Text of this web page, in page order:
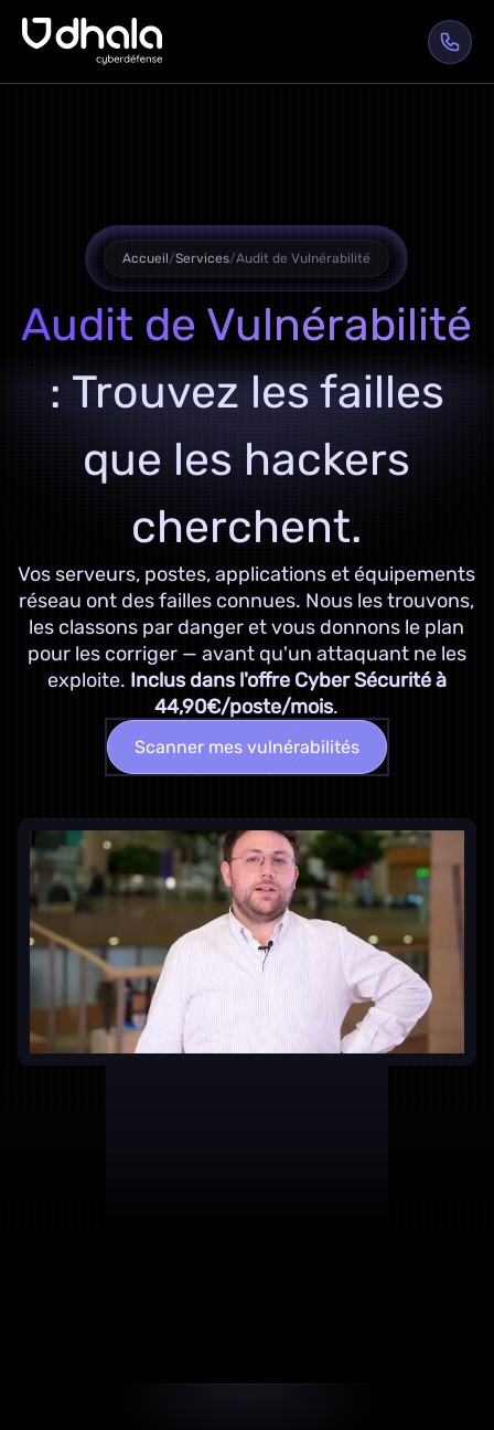
Accueil/Services/Audit de Vulnérabilité
Audit de Vulnérabilité
: Trouvez les failles
que les hackers
cherchent.
Vos serveurs, postes, applications et équipements
réseau ont des failles connues. Nous les trouvons,
les classons par danger et vous donnons le plan
pour les corriger — avant qu'un attaquant ne les
exploite. Inclus dans l'offre Cyber Sécurité à
44,90€/poste/mois.
Scanner mes vulnérabilités